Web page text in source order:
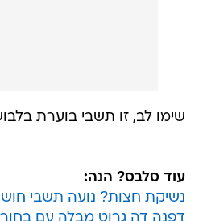
שימו לב, זו תשבי בוערת
עוד סלבס? הנה:
נשיקת חצות? נועה תשבי